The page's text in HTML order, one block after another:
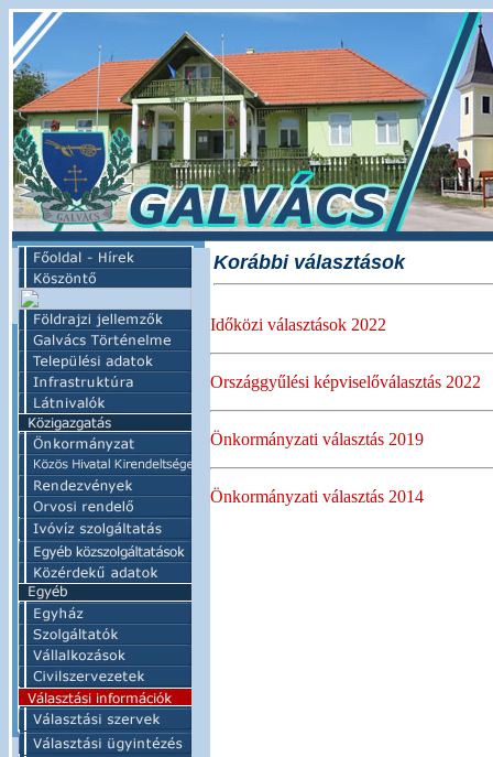
Korábbi választások
Időközi választások 2022
Országgyűlési képviselőválasztás 2022
Önkormányzati választás 2019
Önkormányzati választás 2014